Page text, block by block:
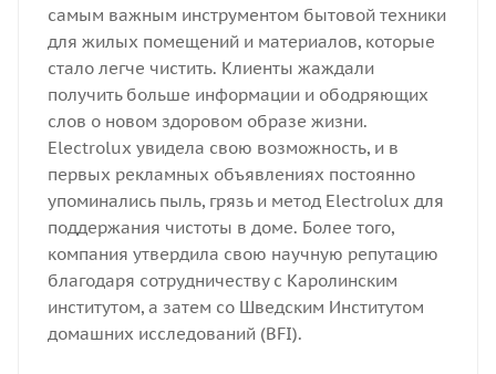
самым важным инструментом бытовой техники
для жилых помещений и материалов, которые
стало легче чистить. Клиенты жаждали
получить больше информации и ободряющих
слов о новом здоровом образе жизни.
Electrolux увидела свою возможность, и в
первых рекламных объявлениях постоянно
упоминались пыль, грязь и метод Electrolux для
поддержания чистоты в доме. Более того,
компания утвердила свою научную репутацию
благодаря сотрудничеству с Каролинским
институтом, а затем со Шведским Институтом
домашних исследований (BFI).